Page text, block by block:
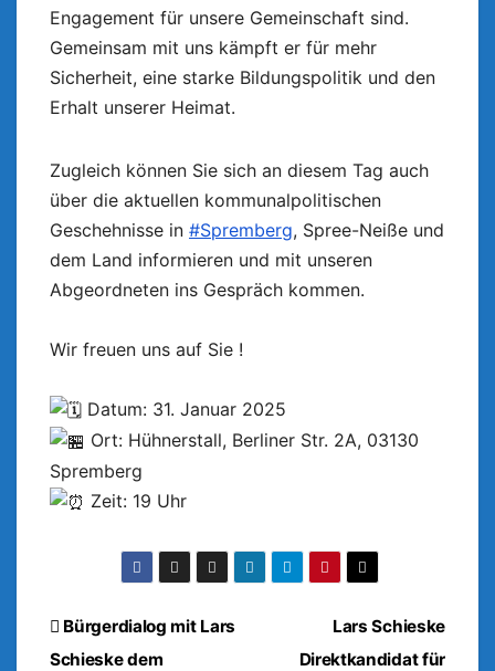
Engagement für unsere Gemeinschaft sind.
Gemeinsam mit uns kämpft er für mehr
Sicherheit, eine starke Bildungspolitik und den
Erhalt unserer Heimat.
Zugleich können Sie sich an diesem Tag auch
über die aktuellen kommunalpolitischen
Geschehnisse in #Spremberg, Spree-Neiße und
dem Land informieren und mit unseren
Abgeordneten ins Gespräch kommen.
Wir freuen uns auf Sie !
Datum: 31. Januar 2025
Ort: Hühnerstall, Berliner Str. 2A, 03130
Spremberg
Zeit: 19 Uhr
BeitragsnavigationLars Schieske
Direktkandidat für
Bürgerdialog mit Lars
Schieske dem